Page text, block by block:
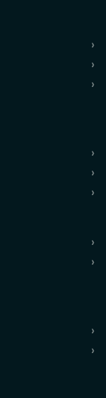
›
›
›
›
›
›
›
›
›
›